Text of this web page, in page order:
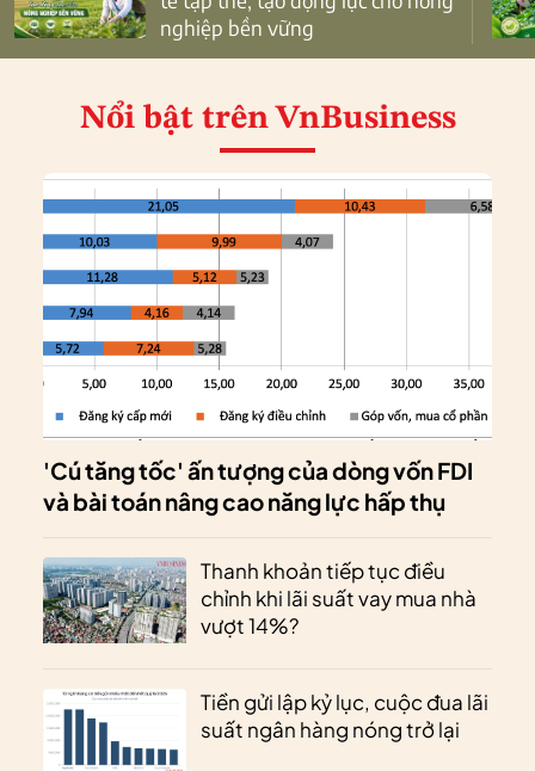
nghiệp bền vững
Nổi bật trên VnBusiness
'Cú tăng tốc' ấn tượng của dòng vốn FDI
và bài toán nâng cao năng lực hấp thụ
Thanh khoản tiếp tục điều
chỉnh khi lãi suất vay mua nhà
vượt 14%?
Tiền gửi lập kỷ lục, cuộc đua lãi
suất ngân hàng nóng trở lại